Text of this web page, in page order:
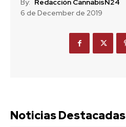
By: Redacción CannabisN24
6 de December de 2019
Noticias Destacadas